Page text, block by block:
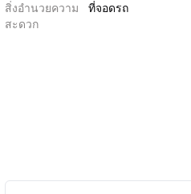
สิ่งอำนวยความ
สะดวก
ที่จอดรถ